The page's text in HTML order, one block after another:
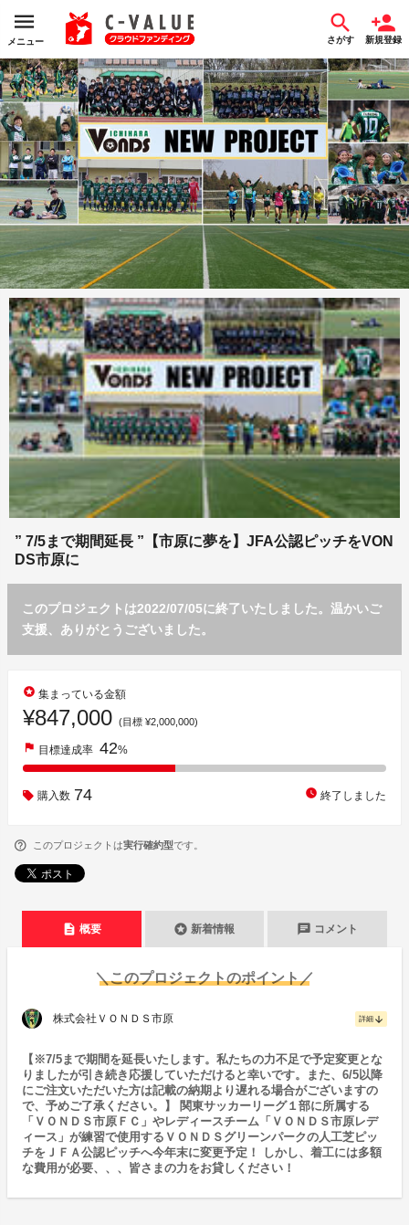
メニュー さがす 新規登録
” 7/5まで期間延長 ”【市原に夢を】JFA公認ピッチをVON
DS市原に
このプロジェクトは2022/07/05に終了いたしました。温かいご
支援、ありがとうございました。
stars 集まっている金額
¥847,000 (目標 ¥2,000,000)
flag 目標達成率 42%
購入数 74 watch_later 終了しました
このプロジェクトは実行確約型です。
description 概要 stars 新着情報 chat コメント
＼このプロジェクトのポイント／
株式会社ＶＯＮＤＳ市原 詳細 arrow_downward
【※7/5まで期間を延長いたします。私たちの力不足で予定変更とな
りましたが引き続き応援していただけると幸いです。また、6/5以降
にご注文いただいた方は記載の納期より遅れる場合がございますの
で、予めご了承ください。】 関東サッカーリーグ１部に所属する
「ＶＯＮＤＳ市原ＦＣ」やレディースチーム「ＶＯＮＤＳ市原レデ
ィース」が練習で使用するＶＯＮＤＳグリーンパークの人工芝ピッ
チをＪＦＡ公認ピッチへ今年末に変更予定！ しかし、着工には多額
な費用が必要、、、皆さまの力をお貸しください！